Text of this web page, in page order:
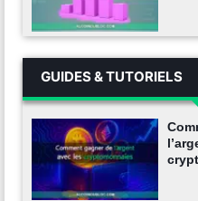
GUIDES & TUTORIELS